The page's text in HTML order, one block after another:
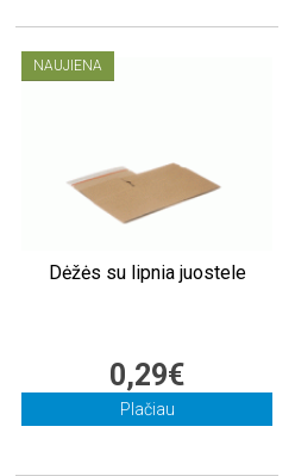
NAUJIENA
Dėžės su lipnia juostele
0,29€
Plačiau